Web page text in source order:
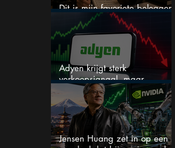
Dit is mijn favoriete belegger…
en het is niet Warren Buffett
Adyen krijgt sterk
verkoopsignaal, maar
analisten zien juist een
koopkans
Jensen Huang zet in op een